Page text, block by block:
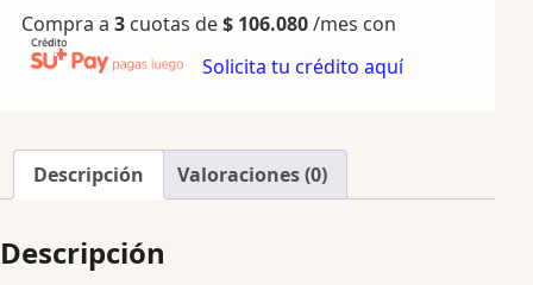
Compra a 3 cuotas de$ 106.080/mes con
Solicita tu crédito aquí
Descripción Valoraciones (0)
Descripción